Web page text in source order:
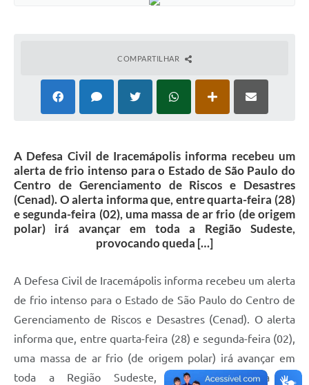
COMPARTILHAR
A Defesa Civil de Iracemápolis informa recebeu um
alerta de frio intenso para o Estado de São Paulo do
Centro de Gerenciamento de Riscos e Desastres
(Cenad). O alerta informa que, entre quarta-feira (28)
e segunda-feira (02), uma massa de ar frio (de origem
polar) irá avançar em toda a Região Sudeste,
provocando queda […]
A Defesa Civil de Iracemápolis informa recebeu um alerta
de frio intenso para o Estado de São Paulo do Centro de
Gerenciamento de Riscos e Desastres (Cenad). O alerta
informa que, entre quarta-feira (28) e segunda-feira (02),
uma massa de ar frio (de origem polar) irá avançar em
toda a Região Sudeste, provocando queda de